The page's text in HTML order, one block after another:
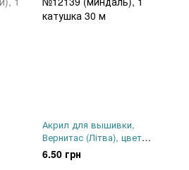
Акрил для вышивки,
Вернитас (Літва), цвет
№12139 (миндаль), 1 катушка
30 м
6.50 грн